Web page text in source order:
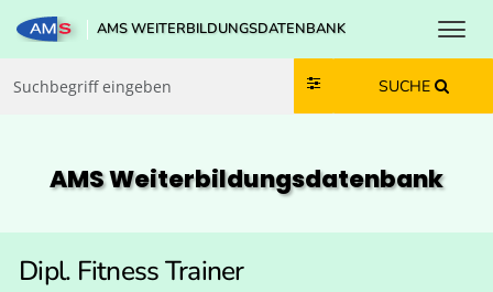
Zum Inhalt springen
Zum Navmenü springen
Zur Suche springen
Zur Footer springen
AMS WEITERBILDUNGSDATENBANK
SUCHE
AMS Weiterbildungs­datenbank
Dipl. Fitness Trainer